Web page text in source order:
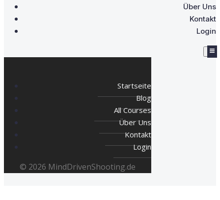
Über Uns
Kontakt
Login
Startseite
Blog
All Courses
Über Uns
Kontakt
Login
© 2026 MindDrivenShooting.de